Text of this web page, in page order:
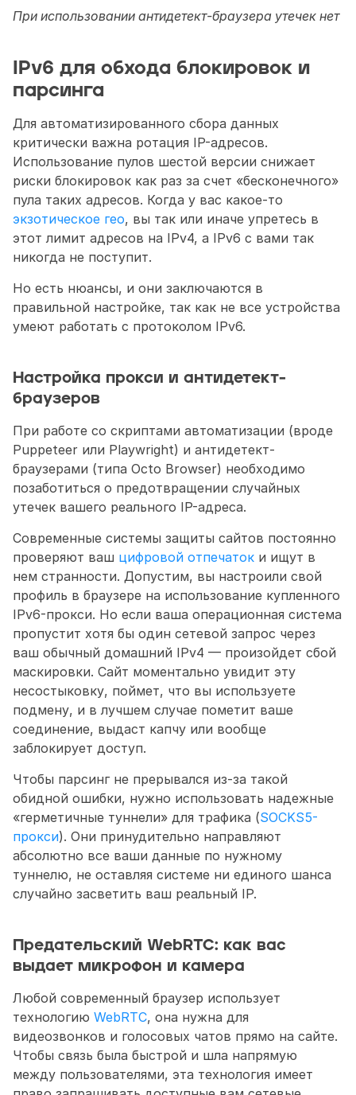
При использовании антидетект-браузера утечек нет
IPv6 для обхода блокировок и
парсинга
Для автоматизированного сбора данных
критически важна ротация IP-адресов.
Использование пулов шестой версии снижает
риски блокировок как раз за счет «бесконечного»
экзотическое гео, вы так или иначе упретесь в
этот лимит адресов на IPv4, а IPv6 с вами так
никогда не поступит.
Но есть нюансы, и они заключаются в
правильной настройке, так как не все устройства
умеют работать с протоколом IPv6.
Настройка прокси и антидетект-
браузеров
При работе со скриптами автоматизации (вроде
Puppeteer или Playwright) и антидетект-
браузерами (типа Octo Browser) необходимо
позаботиться о предотвращении случайных
утечек вашего реального IP-адреса.
Современные системы защиты сайтов постоянно
проверяют ваш цифровой отпечаток и ищут в
нем странности. Допустим, вы настроили свой
профиль в браузере на использование купленного
IPv6-прокси. Но если ваша операционная система
пропустит хотя бы один сетевой запрос через
ваш обычный домашний IPv4 — произойдет сбой
маскировки. Сайт моментально увидит эту
несостыковку, поймет, что вы используете
подмену, и в лучшем случае пометит ваше
соединение, выдаст капчу или вообще
заблокирует доступ.
Чтобы парсинг не прерывался из-за такой
обидной ошибки, нужно использовать надежные
«герметичные туннели» для трафика (SOCKS5-
прокси). Они принудительно направляют
абсолютно все ваши данные по нужному
туннелю, не оставляя системе ни единого шанса
случайно засветить ваш реальный IP.
Предательский WebRTC: как вас
выдает микрофон и камера
Любой современный браузер использует
технологию WebRTC, она нужна для
видеозвонков и голосовых чатов прямо на сайте.
Чтобы связь была быстрой и шла напрямую
между пользователями, эта технология имеет